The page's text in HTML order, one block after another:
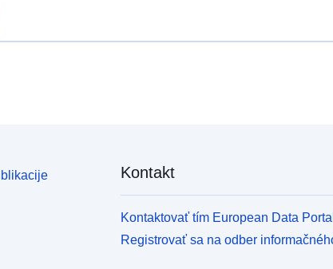
Kontakt
Kontaktovať tím European Data Portal
Registrovať sa na odber